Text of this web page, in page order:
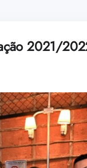
2021/